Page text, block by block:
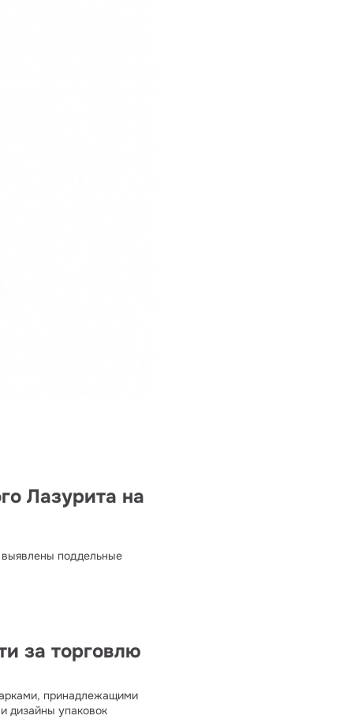
Лазурита на
поддельные
за торговлю
принадлежащими
дизайны упаковок